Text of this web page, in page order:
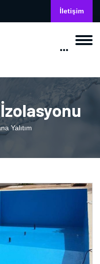
İletişim
Yalıtım